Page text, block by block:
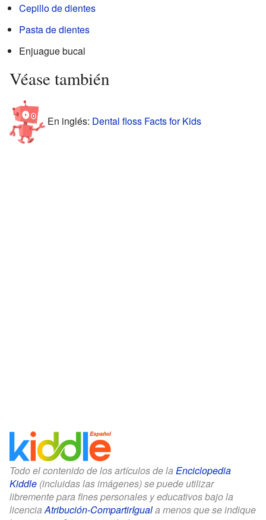
Cepillo de dientes
Pasta de dientes
Enjuague bucal
Véase también
En inglés: Dental floss Facts for Kids
Todo el contenido de los artículos de la Enciclopedia
Kiddle (incluidas las imágenes) se puede utilizar
libremente para fines personales y educativos bajo la
licenciaAtribución-CompartirIguala menos que se indique